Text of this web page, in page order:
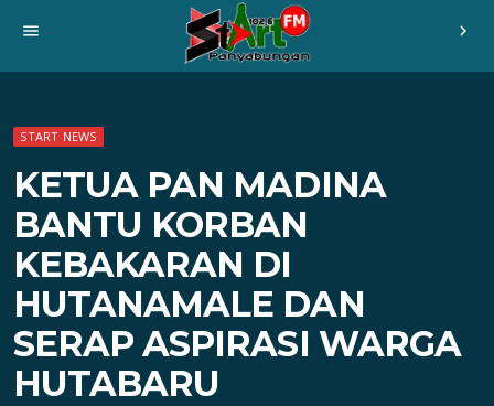
menu chevron_right
START NEWS
KETUA PAN MADINA
BANTU KORBAN
KEBAKARAN DI
HUTANAMALE DAN
SERAP ASPIRASI WARGA
HUTABARU